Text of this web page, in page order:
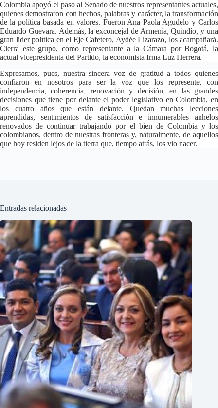
Colombia apoyó el paso al Senado de nuestros representantes actuales,
quienes demostraron con hechos, palabras y carácter, la transformación
de la política basada en valores. Fueron Ana Paola Agudelo y Carlos
Eduardo Guevara. Además, la exconcejal de Armenia, Quindío, y una
gran líder política en el Eje Cafetero, Aydée Lizarazo, los acampañará.
Cierra este grupo, como representante a la Cámara por Bogotá, la
actual vicepresidenta del Partido, la economista Irma Luz Herrera.
Expresamos, pues, nuestra sincera voz de gratitud a todos quienes
confiaron en nosotros para ser la voz que los represente, con
independencia, coherencia, renovación y decisión, en las grandes
decisiones que tiene por delante el poder legislativo en Colombia, en
los cuatro años que están delante. Quedan muchas lecciones
aprendidas, sentimientos de satisfacción e innumerables anhelos
renovados de continuar trabajando por el bien de Colombia y los
colombianos, dentro de nuestras fronteras y, naturalmente, de aquellos
que hoy residen lejos de la tierra que, tiempo atrás, los vio nacer.
Entradas relacionadas